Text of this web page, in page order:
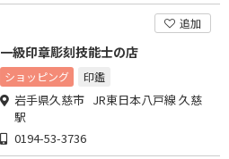
追加
一級印章彫刻技能士の店
ショッピング 印鑑
岩手県久慈市 JR東日本八戸線 久慈
駅
0194-53-3736